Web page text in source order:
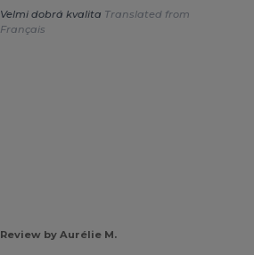
Velmi dobrá kvalita Translated from
Français
Review by Aurélie M.